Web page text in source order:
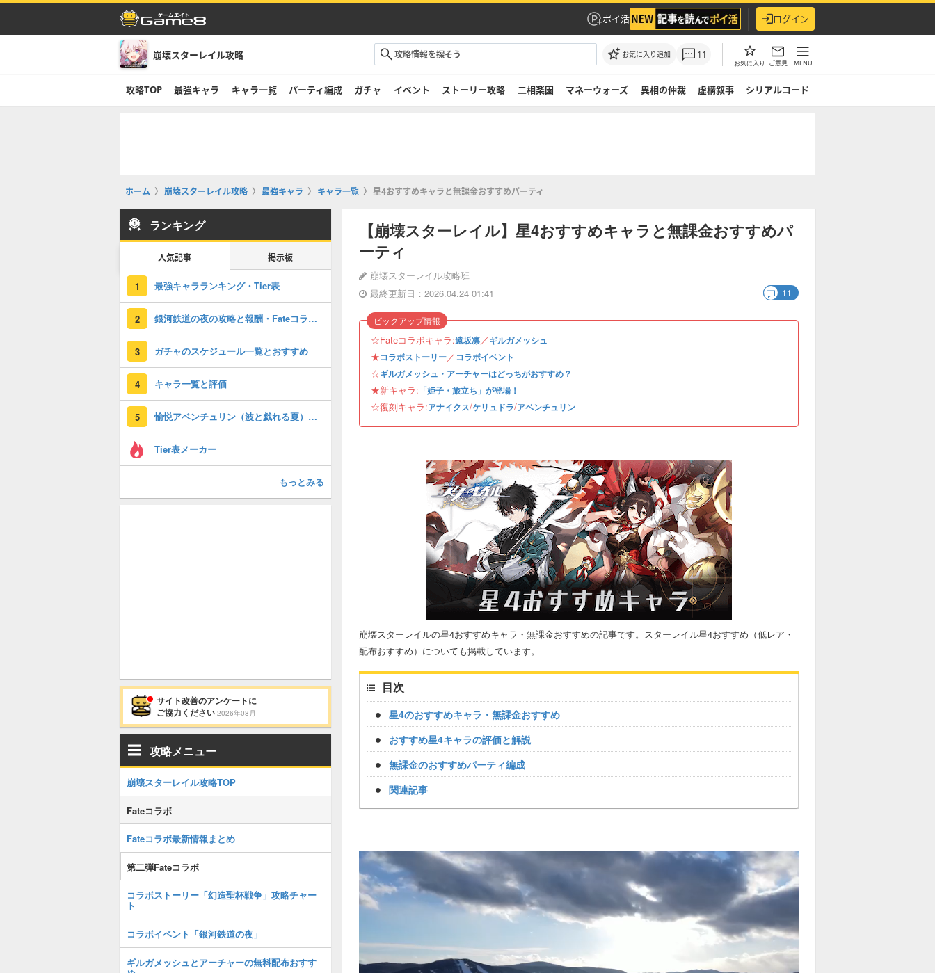
ポイ活 ログイン
崩壊スターレイル攻略 お気に入り追加 11
お気に入り ご意見 MENU
攻略TOP 最強キャラ キャラ一覧 パーティ編成 ガチャ イベント ストーリー攻略 二相楽園 マネーウォーズ 異相の仲裁 虚構叙事 シリアルコード
ホーム 崩壊スターレイル攻略 最強キャラ キャラ一覧 星4おすすめキャラと無課金おすすめパーティ
【崩壊スターレイル】星4おすすめキャラと無課金おすすめパ
ーティ
崩壊スターレイル攻略班
最終更新日：2026.04.24 01:41
11
☆Fateコラボキャラ:遠坂凛／ギルガメッシュ
★コラボストーリー／コラボイベント
☆ギルガメッシュ・アーチャーはどっちがおすすめ？
★新キャラ: 「姫子・旅立ち」が登場！
☆復刻キャラ:アナイクス/ケリュドラ/アベンチュリン
ピックアップ情報
崩壊スターレイルの星4おすすめキャラ・無課金おすすめの記事です。スターレイル星4おすすめ（低レア・
配布おすすめ）についても掲載しています。
目次
星4のおすすめキャラ・無課金おすすめ
おすすめ星4キャラの評価と解説
無課金のおすすめパーティ編成
関連記事
ランキング
人気記事 掲示板
1 最強キャラランキング・Tier表
2 銀河鉄道の夜の攻略と報酬・Fateコラボイベント
3 ガチャのスケジュール一覧とおすすめ
4 キャラ一覧と評価
5 愉悦アベンチュリン（波と戯れる夏）はいつ実装？性能予想と声優
Tier表メーカー
もっとみる
サイト改善のアンケートに
ご協力ください 2026年08月
攻略メニュー
崩壊スターレイル攻略TOP
Fateコラボ
Fateコラボ最新情報まとめ
第二弾Fateコラボ
コラボストーリー「幻造聖杯戦争」攻略チャー
ト
コラボイベント「銀河鉄道の夜」
ギルガメッシュとアーチャーの無料配布おすす